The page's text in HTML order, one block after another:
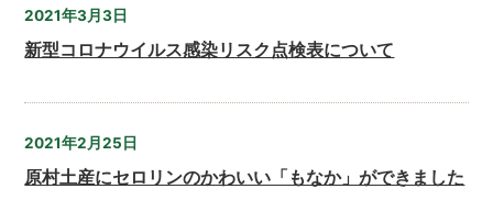
2021年3月3日
新型コロナウイルス感染リスク点検表について
2021年2月25日
原村土産にセロリンのかわいい「もなか」ができました